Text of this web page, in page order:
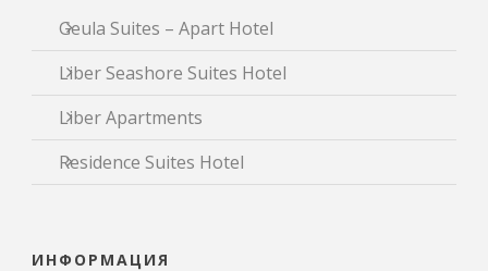
Geula Suites – Apart Hotel
Liber Seashore Suites Hotel
Liber Apartments
Residence Suites Hotel
ИНФОРМАЦИЯ